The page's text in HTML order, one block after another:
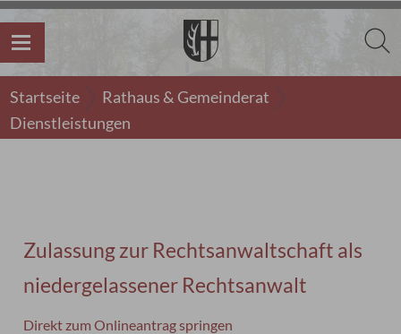
Startseite
Rathaus & Gemeinderat
Dienstleistungen
Zulassung zur Rechtsanwaltschaft als
niedergelassener Rechtsanwalt
Direkt zum Onlineantrag springen